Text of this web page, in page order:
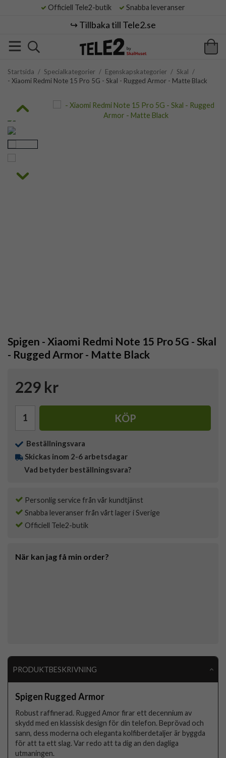
Officiell Tele2-butik Snabba leveranser
↪️ Tillbaka till Tele2.se
Startsida / Specialkategorier / Egenskapskategorier / Skal /
- Xiaomi Redmi Note 15 Pro 5G - Skal - Rugged Armor - Matte Black
Spigen - Xiaomi Redmi Note 15 Pro 5G - Skal
- Rugged Armor - Matte Black
229 kr
KÖP
Beställningsvara
Skickas inom 2-6 arbetsdagar
Vad betyder beställningsvara?
Personlig service från vår kundtjänst
Snabba leveranser från vårt lager i Sverige
Officiell Tele2-butik
När kan jag få min order?
PRODUKTBESKRIVNING
Spigen Rugged Armor
Robust raffinerad. Rugged Amor firar ett decennium av
skydd med en klassisk design för din telefon. Beprövad och
sann, dess moderna och eleganta kolfiberdetaljer är byggda
för att ta ett slag. Var redo att ta dig an den dagliga
utmaningen.